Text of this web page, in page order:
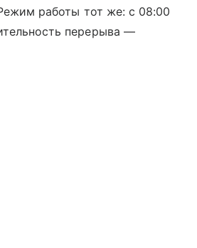
работы тот же: с 08:00
перерыва —